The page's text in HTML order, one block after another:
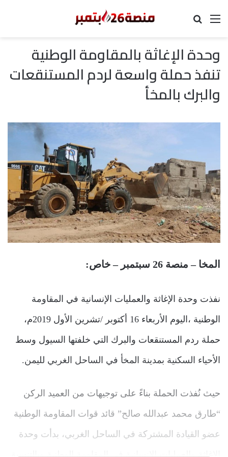
القائمة
وحدة الإغاثة بالمقاومة الوطنية
تنفذ حملة واسعة لردم المستنقعات
والبرك بالمخأ
المخا – منصة 26 سبتمبر – خاص:
نفذت وحدة الإغاثة والعمليات الإنسانية في المقاومة
الوطنية ،اليوم الأربعاء 16 أكتوبر /تشرين الأول 2019م،
حملة ردم المستنقعات والبرك التي خلفتها السيول وسط
الأحياء السكنية بمدينة المخأ في الساحل الغربي لليمن.
حيث نُفذت الحملة بناءً على توجيهات من العميد الركن
“طارق محمد عبدالله صالح” قائد قوات المقاومة الوطنية
عضو القيادة المشتركة في الساحل الغربي، بدأت وحدة
الإغاثة والعمليات الإنسانية في المقاومة الوطنية وبالتنسيق